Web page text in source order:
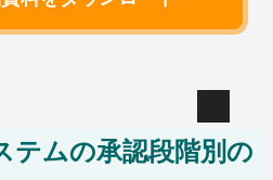
テムの承認段階別の